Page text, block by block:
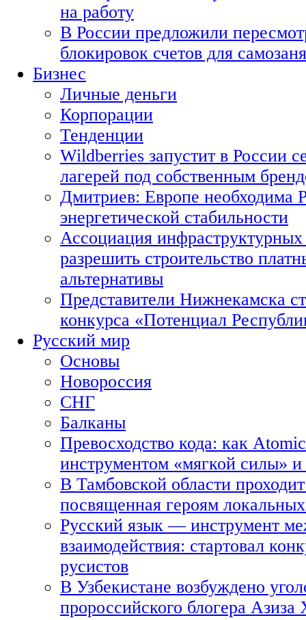
на работу
В России предложили
блокировок счетов для
Бизнес
Личные деньги
Корпорации
Тенденции
Wildberries запустит в России
лагерей под собственным
Дмитриев: Европе необходима
энергетической стабильности
Ассоциация
разрешить строительство
альтернативы
Представители Нижнекамска
конкурса «Потенциал
Русский мир
Основы
Новороссия
СНГ
Балканы
Превосходство кода: как
инструментом «мягкой силы» и
В Тамбовской области
посвященная героям
Русский язык — инструмент
взаимодействия: стартовал
русистов
В Узбекистане возбуждено
пророссийского блогера Азиза